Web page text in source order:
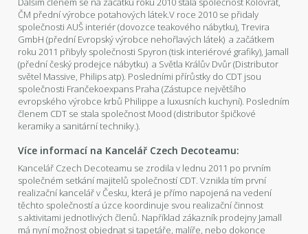
ČM přední výrobce potahových látek.V roce 2010 se přidaly
společnosti AUŠ interiér (dovozce teakového nábytku), Trevira
GmbH (přední Evropský výrobce nehořlavých látek) a začátkem
roku 2011 přibyly společnosti Spyron (tisk interiérové grafiky), Jamall
(přední český prodejce nábytku) a Světla Králův Dvůr (Distributor
světel Massive, Philips atp). Posledními přírůstky do CDT jsou
společnosti Frančekoexpans Praha (Zástupce největšího
evropského výrobce krbů Philippe a luxusních kuchyní). Posledním
členem CDT se stala společnost Mood (distributor špičkové
keramiky a sanitární techniky.).
Více informací na Kancelář Czech Decoteamu:
Kancelář Czech Decoteamu se zrodila v lednu 2011 po prvním
společném setkání majitelů společností CDT. Vznikla tím první
realizační kancelář v Česku, která je přímo napojená na vedení
těchto společností a úzce koordinuje svou realizační činnost
s aktivitami jednotlivých členů. Například zákazník prodejny Jamall
má nyní možnost objednat si tapetáře, malíře, nebo dokonce